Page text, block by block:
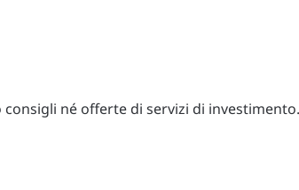
né offerte di servizi di investimento.